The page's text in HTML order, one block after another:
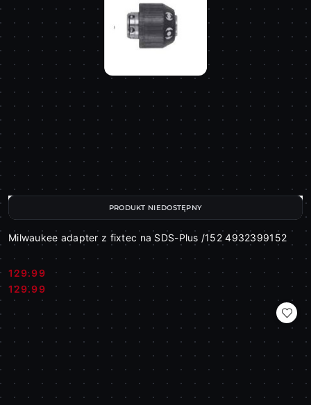
Milwaukee adapter z fixtec na SDS-Plus /152 4932399152
Cena:
129.99
Cena:
129.99
PRODUKT NIEDOSTĘPNY